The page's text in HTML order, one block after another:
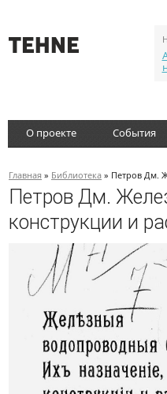
О проекте События
Главная » Библиотека » Петров Дм.
Петров Дм.
конструкции и